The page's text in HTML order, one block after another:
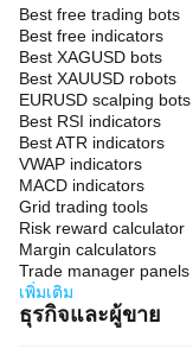
Best free trading bots
Best free indicators
Best XAGUSD bots
Best XAUUSD robots
EURUSD scalping bots
Best RSI indicators
Best ATR indicators
VWAP indicators
MACD indicators
Grid trading tools
Risk reward calculator
Margin calculators
Trade manager panels
เพิ่มเติม
ธุรกิจและผู้ขาย